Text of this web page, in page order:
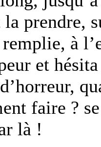
prendre,
à
et
faire ?
là !